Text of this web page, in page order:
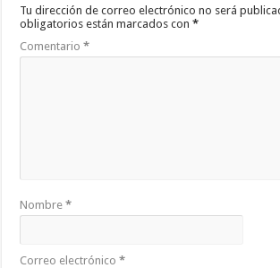
Tu dirección de correo electrónico no será
obligatorios están marcados con*
Comentario*
Nombre*
Correo electrónico*